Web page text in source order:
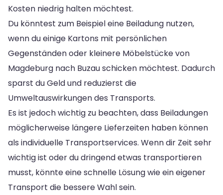
Kosten niedrig halten möchtest.
Du könntest zum Beispiel eine Beiladung nutzen,
wenn du einige Kartons mit persönlichen
Gegenständen oder kleinere Möbelstücke von
Magdeburg nach Buzau schicken möchtest. Dadurch
sparst du Geld und reduzierst die
Umweltauswirkungen des Transports.
Es ist jedoch wichtig zu beachten, dass Beiladungen
möglicherweise längere Lieferzeiten haben können
als individuelle Transportservices. Wenn dir Zeit sehr
wichtig ist oder du dringend etwas transportieren
musst, könnte eine schnelle Lösung wie ein eigener
Transport die bessere Wahl sein.